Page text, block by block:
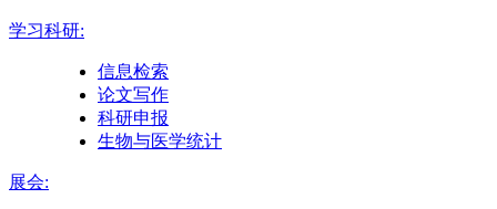
学习科研:
信息检索
论文写作
科研申报
生物与医学统计
展会: